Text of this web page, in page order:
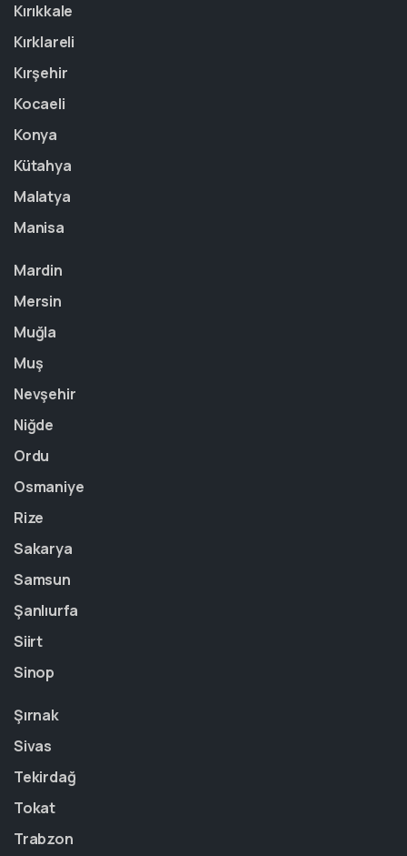
Kırıkkale
Kırklareli
Kırşehir
Kocaeli
Konya
Kütahya
Malatya
Manisa
Mardin
Mersin
Muğla
Muş
Nevşehir
Niğde
Ordu
Osmaniye
Rize
Sakarya
Samsun
Şanlıurfa
Siirt
Sinop
Şırnak
Sivas
Tekirdağ
Tokat
Trabzon